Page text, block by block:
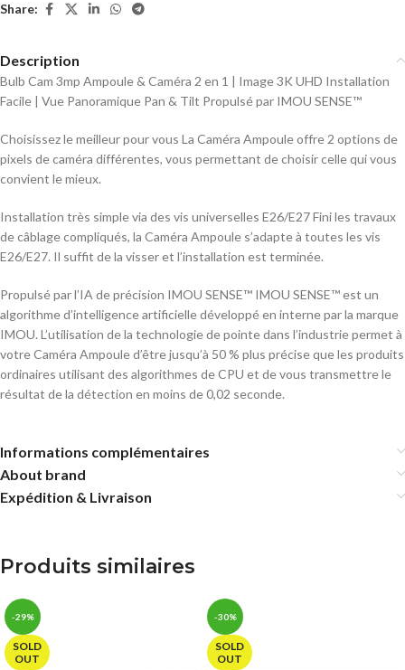
Share:
Description
Bulb Cam 3mp Ampoule & Caméra 2 en 1 | Image 3K UHD Installation
Facile | Vue Panoramique Pan & Tilt Propulsé par IMOU SENSE™
Choisissez le meilleur pour vous La Caméra Ampoule offre 2 options de
pixels de caméra différentes, vous permettant de choisir celle qui vous
convient le mieux.
Installation très simple via des vis universelles E26/E27 Fini les travaux
de câblage compliqués, la Caméra Ampoule s’adapte à toutes les vis
E26/E27. Il suffit de la visser et l’installation est terminée.
Propulsé par l’IA de précision IMOU SENSE™ IMOU SENSE™ est un
algorithme d’intelligence artificielle développé en interne par la marque
IMOU. L’utilisation de la technologie de pointe dans l’industrie permet à
votre Caméra Ampoule d’être jusqu’à 50 % plus précise que les produits
ordinaires utilisant des algorithmes de CPU et de vous transmettre le
résultat de la détection en moins de 0,02 seconde.
Informations complémentaires
About brand
Expédition & Livraison
Produits similaires
-29%
SOLD
OUT
-30%
SOLD
OUT